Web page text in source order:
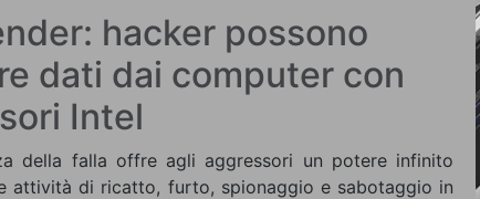
hacker possono
dati dai computer con
Intel
della falla offre agli aggressori un potere infinito
attività di ricatto, furto, spionaggio e sabotaggio in